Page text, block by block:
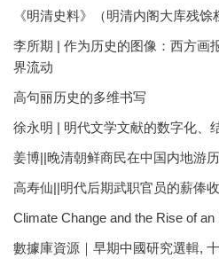
《明清史料》（明清内阁大库残馀
李所期 | 作为历史的图像：西方画
界流动
高句丽历史的多维书写
徐永明 | 明代文学文献的数字化、
姜博||晚清朝鲜商民在中国内地游
高寿仙||明代后期武职官员的薪俸
Climate Change and the Rise of an
數據庫資源｜早期中國研究選輯,